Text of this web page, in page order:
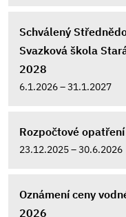
Schválený
Svazková škola
2028
6.1.2026 – 31.1.2027
Rozpočtové
23.12.2025 – 30.6.2026
Oznámení ceny
2026